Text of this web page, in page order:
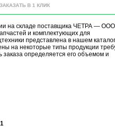
ЗАКАЗАТЬ В 1 КЛИК
на складе поставщика ЧЕТРА —
и комплектующих для
представлена в нашем
на некоторые типы продукции
заказа определяется его объемом и